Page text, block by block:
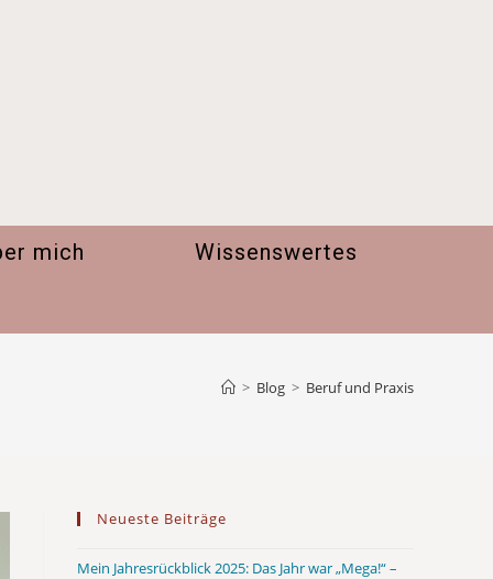
mich Wissenswertes
> Blog > Beruf und Praxis
Neueste Beiträge
Mein Jahresrückblick 2025: Das Jahr war „Mega!“ –